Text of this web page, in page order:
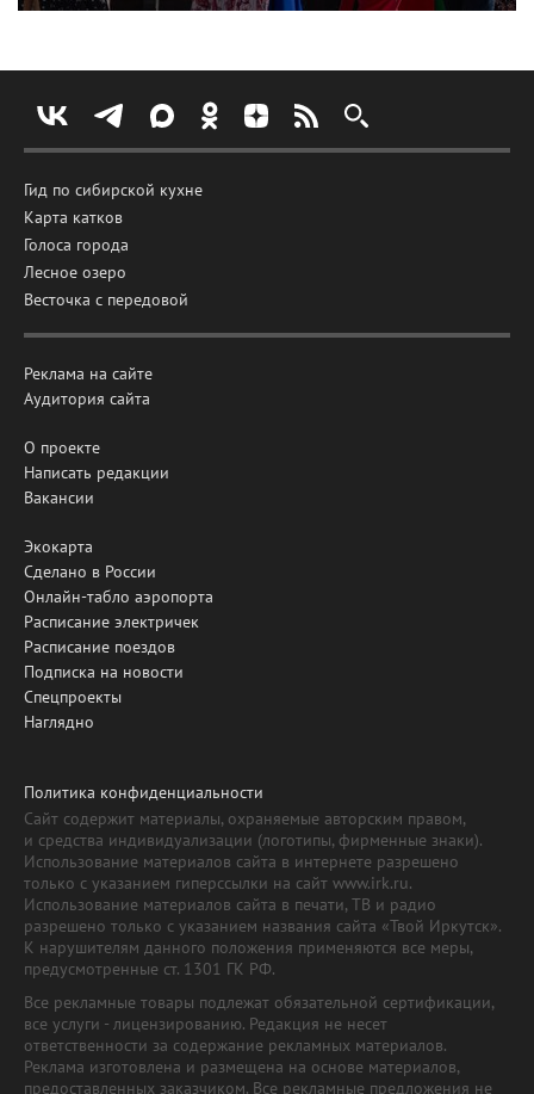
Гид по сибирской кухне
Карта катков
Голоса города
Лесное озеро
Весточка с передовой
Реклама на сайте
Аудитория сайта
О проекте
Написать редакции
Вакансии
Экокарта
Сделано в России
Онлайн-табло аэропорта
Расписание электричек
Расписание поездов
Подписка на новости
Спецпроекты
Наглядно
Политика конфиденциальности
Сайт содержит материалы, охраняемые авторским правом,
и средства индивидуализации (логотипы, фирменные знаки).
Использование материалов сайта в интернете разрешено
только с указанием гиперссылки на сайт www.irk.ru.
Использование материалов сайта в печати, ТВ и радио
разрешено только с указанием названия сайта «Твой Иркутск».
К нарушителям данного положения применяются все меры,
предусмотренные ст. 1301 ГК РФ.
Все рекламные товары подлежат обязательной сертификации,
все услуги - лицензированию. Редакция не несет
ответственности за содержание рекламных материалов.
Реклама изготовлена и размещена на основе материалов,
предоставленных заказчиком. Все рекламные предложения не